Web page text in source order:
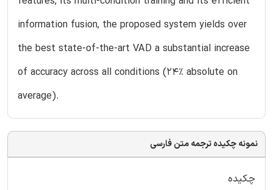
information fusion, the proposed system yields over
the best state-of-the-art VAD a substantial increase
of accuracy across all conditions (24% absolute on
average).
نمونه چکیده ترجمه متن فارسی
چکیده